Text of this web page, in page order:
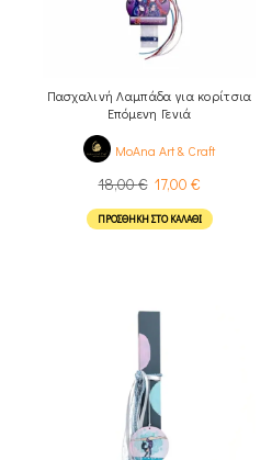
Πασχαλινή Λαμπάδα για κορίτσια
Επόμενη Γενιά
MoAna Art & Craft
18,00€ 17,00 €
ΠΡΟΣΘΉΚΗ ΣΤΟ ΚΑΛΆΘΙ